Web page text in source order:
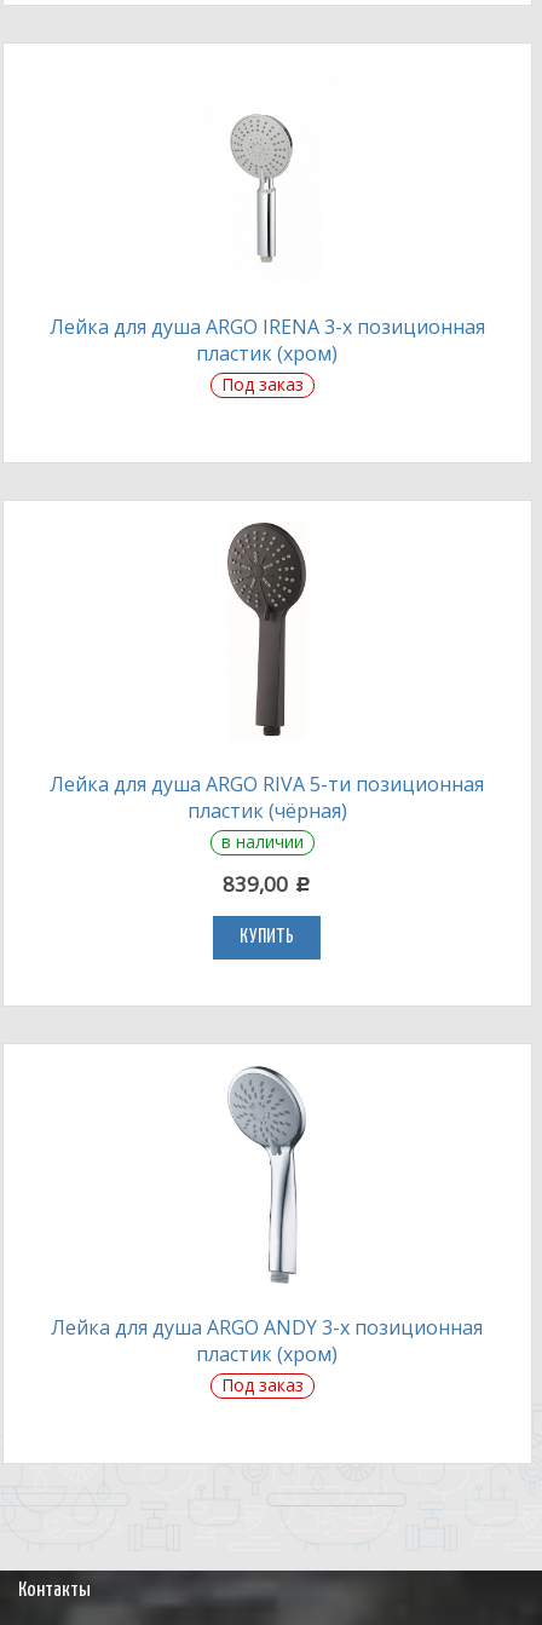
Лейка для душа ARGO IRENA 3-х позиционная
пластик (хром)
Под заказ
Лейка для душа ARGO RIVA 5-ти позиционная
пластик (чёрная)
в наличии
839,00 c
КУПИТЬ
Лейка для душа ARGO ANDY 3-х позиционная
пластик (хром)
Под заказ
Контакты